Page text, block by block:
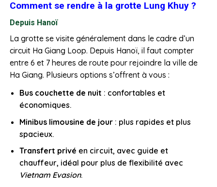
Comment se rendre à la grotte Lung Khuy ?
Depuis Hanoï
La grotte se visite généralement dans le cadre d’un
circuit Ha Giang Loop. Depuis Hanoï, il faut compter
entre 6 et 7 heures de route pour rejoindre la ville de
Ha Giang. Plusieurs options s’offrent à vous :
Bus couchette de nuit : confortables et
économiques.
Minibus limousine de jour : plus rapides et plus
spacieux.
Transfert privé en circuit, avec guide et
chauffeur, idéal pour plus de flexibilité avec
Vietnam Evasion.